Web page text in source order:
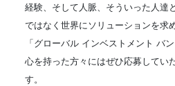
経験、そして人脈、そういった人達
ではなく世界にソリューションを求
「グローバル インベストメント バ
心を持った方々にはぜひ応募してい
す。